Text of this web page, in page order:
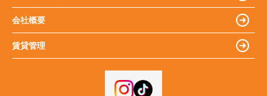
会社概要
賃貸管理